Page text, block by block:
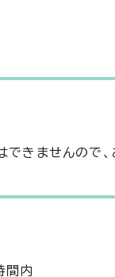
きませんので、
間内